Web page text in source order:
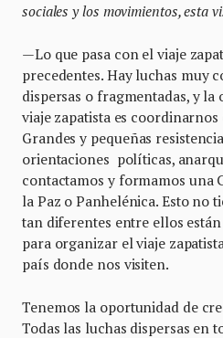
sociales y los movimientos, esta
—Lo que pasa con el viaje
precedentes. Hay luchas muy
dispersas o fragmentadas, y
viaje zapatista es
Grandes y pequeñas
orientaciones políticas,
contactamos y formamos una
la Paz o Panhelénica. Esto no
tan diferentes entre ellos
para organizar el viaje
país donde nos visiten.
Tenemos la oportunidad de
Todas las luchas dispersas en